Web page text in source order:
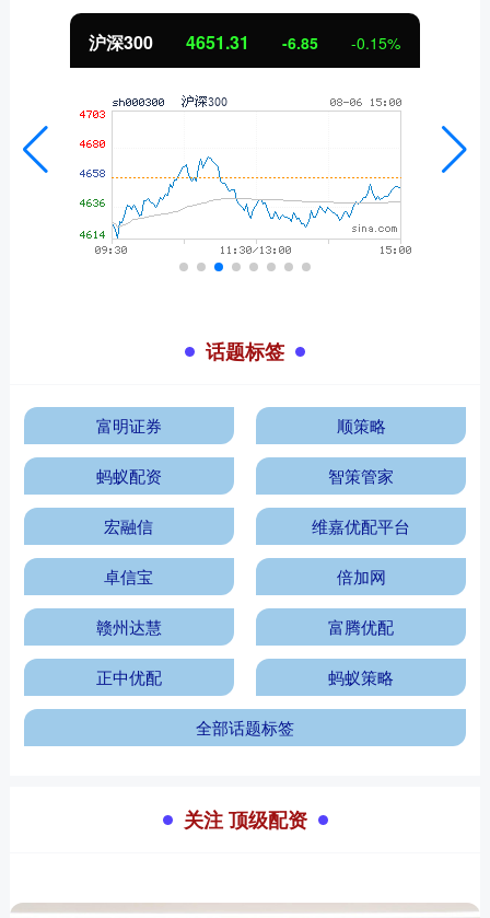
-6.85 -0.15% 北证50
话题标签
富明证券 顺策略
蚂蚁配资 智策管家
宏融信 维嘉优配平台
卓信宝 倍加网
赣州达慧 富腾优配
正中优配 蚂蚁策略
全部话题标签
关注 顶级配资